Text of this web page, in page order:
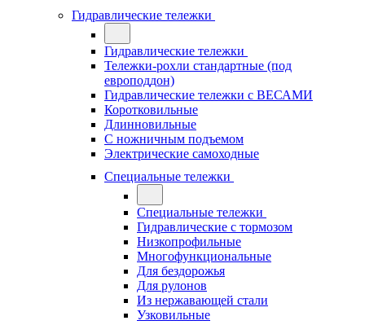
Гидравлические тележки
Гидравлические тележки
Тележки-рохли стандартные (под
европоддон)
Гидравлические тележки с ВЕСАМИ
Коротковильные
Длинновильные
С ножничным подъемом
Электрические самоходные
Специальные тележки
Специальные тележки
Гидравлические с тормозом
Низкопрофильные
Многофункциональные
Для бездорожья
Для рулонов
Из нержавающей стали
Узковильные